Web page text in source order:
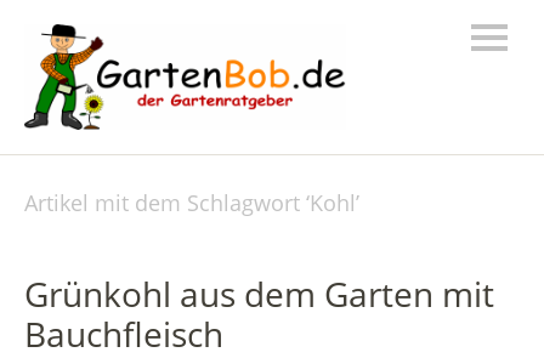
Artikel mit dem Schlagwort ‘Kohl’
Grünkohl aus dem Garten mit
Bauchfleisch